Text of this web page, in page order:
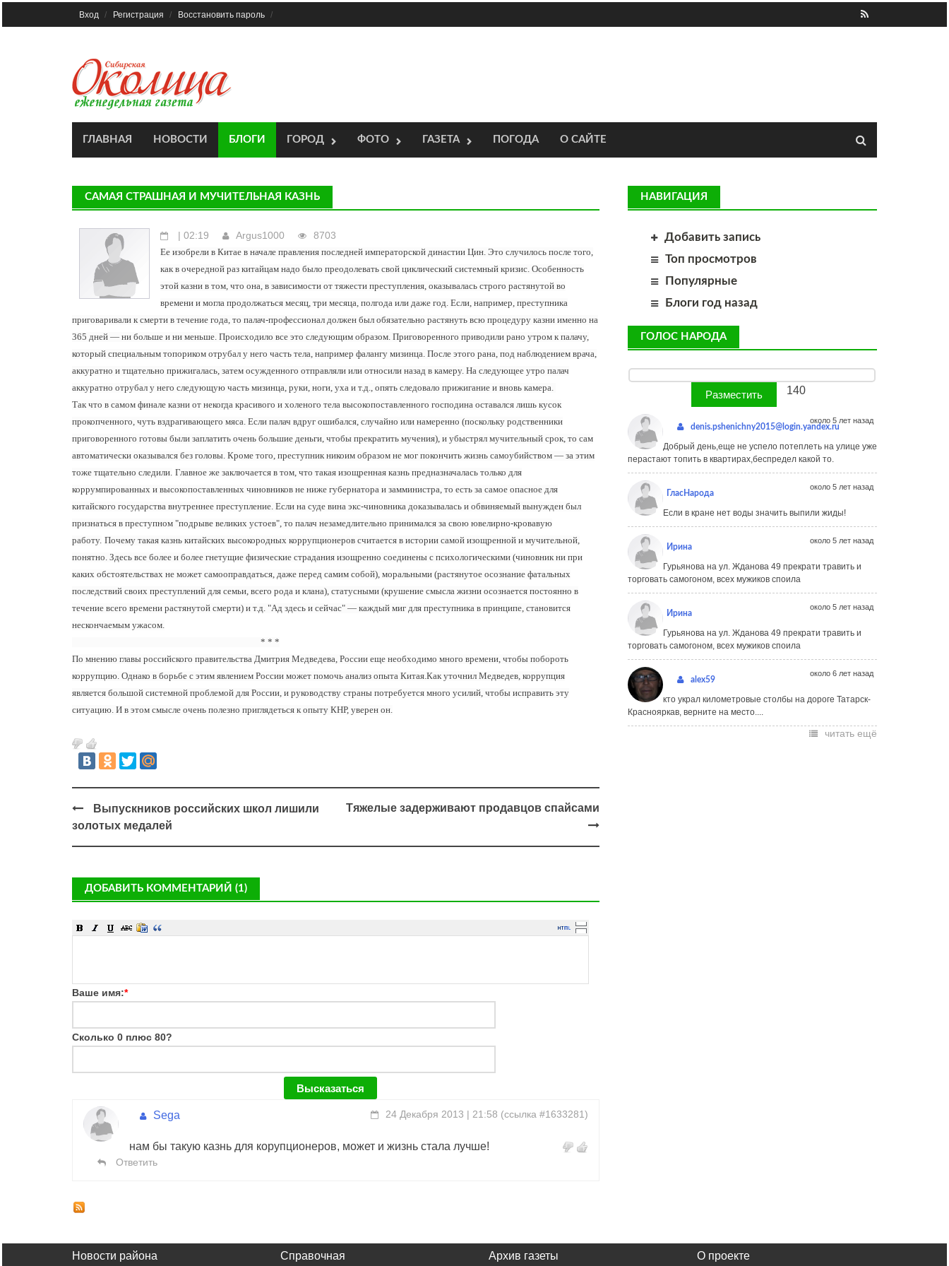
to
Вход Регистрация Восстановить пароль
ГЛАВНАЯ НОВОСТИ БЛОГИ ГОРОД ФОТО ГАЗЕТА ПОГОДА О САЙТЕ
САМАЯ СТРАШНАЯ И МУЧИТЕЛЬНАЯ КАЗНЬ
| 02:19 Argus1000 8703
Ее изобрели в Китае в начале правления последней императорской династии Цин. Это случилось после того,
как в очередной раз китайцам надо было преодолевать свой циклический системный кризис. Особенность
этой казни в том, что она, в зависимости от тяжести преступления, оказывалась строго растянутой во
времени и могла продолжаться месяц, три месяца, полгода или даже год. Если, например, преступника
приговаривали к смерти в течение года, то палач-профессионал должен был обязательно растянуть всю процедуру казни именно на
365 дней — ни больше и ни меньше. Происходило все это следующим образом. Приговоренного приводили рано утром к палачу,
который специальным топориком отрубал у него часть тела, например фалангу мизинца. После этого рана, под наблюдением врача,
аккуратно и тщательно прижигалась, затем осужденного отправляли или относили назад в камеру. На следующее утро палач
аккуратно отрубал у него следующую часть мизинца, руки, ноги, уха и т.д., опять следовало прижигание и вновь камера.
Так что в самом финале казни от некогда красивого и холеного тела высокопоставленного господина оставался лишь кусок
прокопченного, чуть вздрагивающего мяса. Если палач вдруг ошибался, случайно или намеренно (поскольку родственники
приговоренного готовы были заплатить очень большие деньги, чтобы прекратить мучения), и убыстрял мучительный срок, то сам
автоматически оказывался без головы. Кроме того, преступник никоим образом не мог покончить жизнь самоубийством — за этим
тоже тщательно следили. Главное же заключается в том, что такая изощренная казнь предназначалась только для
коррумпированных и высокопоставленных чиновников не ниже губернатора и замминистра, то есть за самое опасное для
китайского государства внутреннее преступление. Если на суде вина экс-чиновника доказывалась и обвиняемый вынужден был
признаться в преступном "подрыве великих устоев", то палач незамедлительно принимался за свою ювелирно-кровавую
работу. Почему такая казнь китайских высокородных коррупционеров считается в истории самой изощренной и мучительной,
понятно. Здесь все более и более гнетущие физические страдания изощренно соединены с психологическими (чиновник ни при
каких обстоятельствах не может самооправдаться, даже перед самим собой), моральными (растянутое осознание фатальных
последствий своих преступлений для семьи, всего рода и клана), статусными (крушение смысла жизни осознается постоянно в
течение всего времени растянутой смерти) и т.д. "Ад здесь и сейчас" — каждый миг для преступника в принципе, становится
нескончаемым ужасом.
* * *
По мнению главы российского правительства Дмитрия Медведева, России еще необходимо много времени, чтобы побороть
коррупцию. Однако в борьбе с этим явлением России может помочь анализ опыта Китая.Как уточнил Медведев, коррупция
является большой системной проблемой для России, и руководству страны потребуется много усилий, чтобы исправить эту
ситуацию. И в этом смысле очень полезно приглядеться к опыту КНР, уверен он.
Выпускников российских школ лишили
золотых медалей
Тяжелые задерживают продавцов спайсами
ДОБАВИТЬ КОММЕНТАРИЙ (1)
Ваше имя:*
Сколько 0 плюс 80?
Sega 24 Декабря 2013 | 21:58 (ссылка #1633281)
нам бы такую казнь для корупционеров, может и жизнь стала лучше!
Ответить
НАВИГАЦИЯ
Добавить запись
Топ просмотров
Популярные
Блоги год назад
ГОЛОС НАРОДА
140
denis.pshenichny2015@login.yandex.ru
около 5 лет назад
Добрый день,еще не успело потеплеть на улице уже
перастают топить в квартирах,беспредел какой то.
ГласНарода
около 5 лет назад
Если в кране нет воды значить выпили жиды!
Ирина
около 5 лет назад
Гурьянова на ул. Жданова 49 прекрати травить и
торговать самогоном, всех мужиков споила
Ирина
около 5 лет назад
Гурьянова на ул. Жданова 49 прекрати травить и
торговать самогоном, всех мужиков споила
alex59
около 6 лет назад
кто украл километровые столбы на дороге Татарск-
Краснояркав, верните на место....
читать ещё
Новости района Справочная Архив газеты О проекте